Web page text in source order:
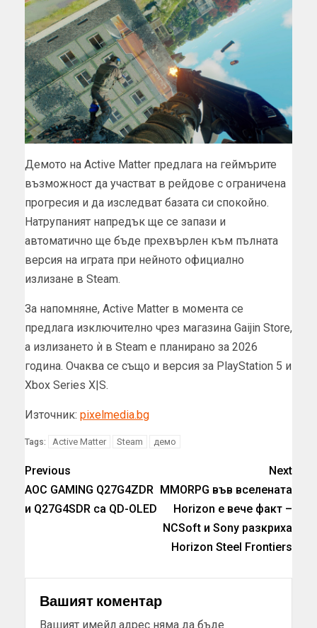
Демото на Active Matter предлага на геймърите
възможност да участват в рейдове с ограничена
прогресия и да изследват базата си спокойно.
Натрупаният напредък ще се запази и
автоматично ще бъде прехвърлен към пълната
версия на играта при нейното официално
излизане в Steam.
За напомняне, Active Matter в момента се
предлага изключително чрез магазина Gaijin Store,
а излизането ѝ в Steam е планирано за 2026
година. Очаква се също и версия за PlayStation 5 и
Xbox Series X|S.
Източник: pixelmedia.bg
Tags: Active Matter Steam демо
Previous
AOC GAMING Q27G4ZDR
и Q27G4SDR са QD-OLED
Next
MMORPG във вселената
Horizon е вече факт –
NCSoft и Sony разкриха
Horizon Steel Frontiers
Вашият коментар
Вашият имейл адрес няма да бъде